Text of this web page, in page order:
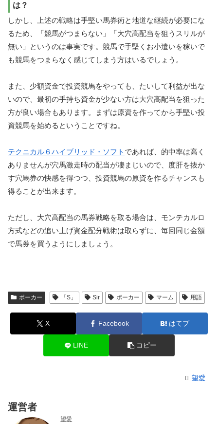
は？
しかし、上述の戦略は手堅い馬券術と地道な継続が必要にな
るため、「競馬がつまらない」「大穴高配当を狙うスリルが
無い」というのは事実です。競馬で手堅くお小遣いを稼いで
も競馬をつまらなく感じてしまう方はいるでしょう。
また、少額資金で投資競馬をやっても、たいして利益が出な
いので、最初の手持ち資金が少ない方は大穴高配当を狙った
方が良い場合もあります。まずは原資を作ってから手堅い投
資競馬を始めるということですね。
テクニカル６ハイブリッド・ソフト であれば、的中率は高く
ありませんが穴馬激走時の配当が凄まじいので、度肝を抜か
す穴馬券の快感を得つつ、投資競馬の原資を作るチャンスも
得ることが出来ます。
ただし、大穴高配当の馬券戦略を取る場合は、モンテカルロ
方式などの追い上げ資金配分戦術は取らずに、毎回同じ金額
で馬券を買うようにしましょう。
ポーカー 「S」 Sir ポーカー マーム 用語
X Facebook はてブ
LINE コピー
望愛
運営者
望愛